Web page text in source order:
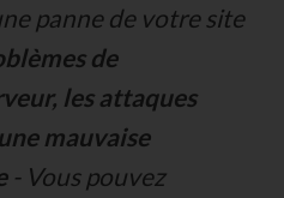
panne de votre site
de
les attaques
mauvaise
- Vous pouvez